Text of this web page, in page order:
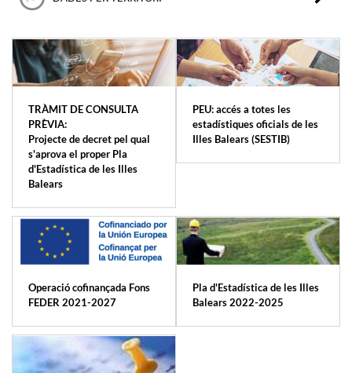
TRÀMIT DE CONSULTA
PRÈVIA:
Projecte de decret pel qual
s'aprova el proper Pla
d'Estadística de les Illes
Balears
PEU: accés a totes les
estadístiques oficials de les
Illes Balears (SESTIB)
Operació cofinançada Fons
FEDER 2021-2027
Pla d'Estadística de les Illes
Balears 2022-2025